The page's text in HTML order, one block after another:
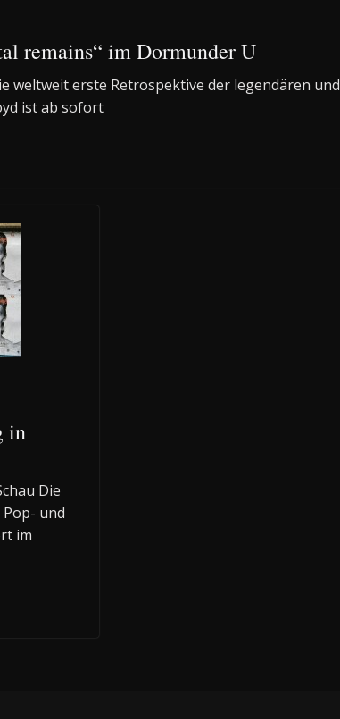
remains“ im Dormunder U
weltweit erste Retrospektive der legendären und
ist ab sofort
in
Die
und
im